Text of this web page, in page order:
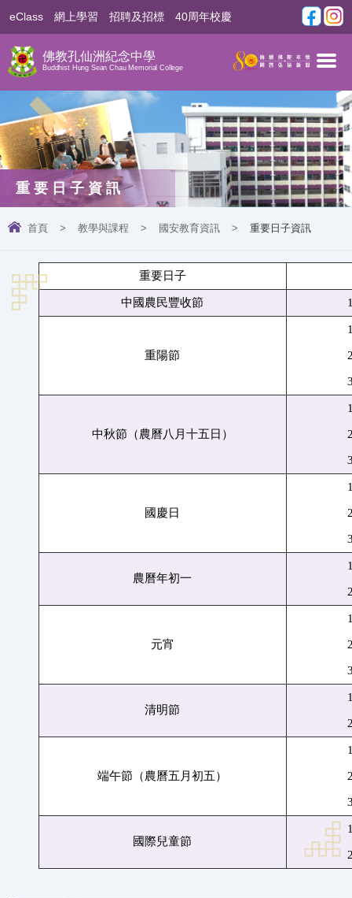
佛教孔仙洲紀念中學
Buddhist Hung Sean Chau Memorial College
eClass 網上學習 招聘及招標 40周年校慶
重要日子資訊
首頁 > 教學與課程 > 國安教育資訊 > 重要日子資訊
重要日子
中國農民豐收節
重陽節
中秋節（農曆八月十五日）
國慶日
農曆年初一
元宵
清明節
端午節（農曆五月初五）
國際兒童節